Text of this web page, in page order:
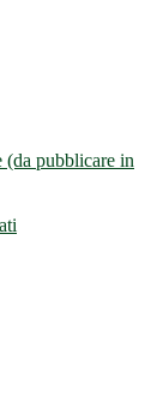
(da pubblicare in